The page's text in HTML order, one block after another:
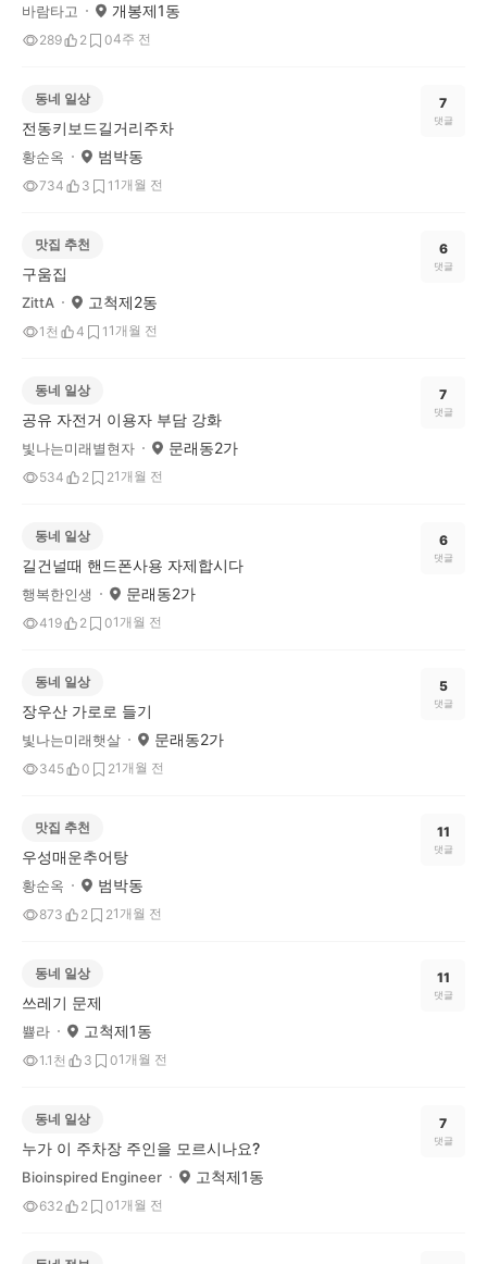
바람타고 개봉제1동
289 2 04주 전
동네 일상
전동키보드길거리주차
황순옥 범박동
734 3 1 1개월 전
7
댓글
맛집 추천
구움집
ZittA 고척제2동
1천 4 1 1개월 전
6
댓글
동네 일상
공유 자전거 이용자 부담 강화
빛나는미래별현자 문래동2가
534 2 21개월 전
7
댓글
동네 일상
길건널때 핸드폰사용 자제합시다
행복한인생 문래동2가
419 2 01개월 전
6
댓글
동네 일상
장우산 가로로 들기
빛나는미래햇살 문래동2가
345 0 21개월 전
5
댓글
맛집 추천
우성매운추어탕
황순옥 범박동
873 2 21개월 전
11
댓글
동네 일상
쓰레기 문제
쁄라 고척제1동
1.1천 3 01개월 전
11
댓글
동네 일상
누가 이 주차장 주인을 모르시나요?
Bioinspired Engineer 고척제1동
632 2 01개월 전
7
댓글